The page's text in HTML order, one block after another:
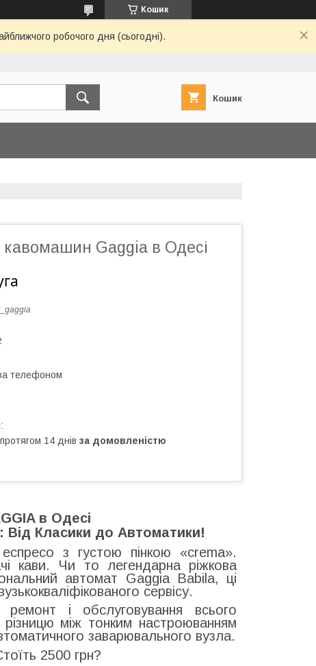
Кошик
робочого дня (сьогодні).
Кошик
кавомашин Gaggia в Одесі
телефоном
14 днів за домовленістю
в Одесі
Від Класики до Автоматики!
з густою пінкою «crema».
кави. Чи то легендарна ріжкова
автомат Gaggia Babila, ці
сервісу.
і обслуговування всього
між тонким настроюванням
заварювального вузла.
2500 грн?